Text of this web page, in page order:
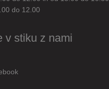
do 12.00
v stiku z nami